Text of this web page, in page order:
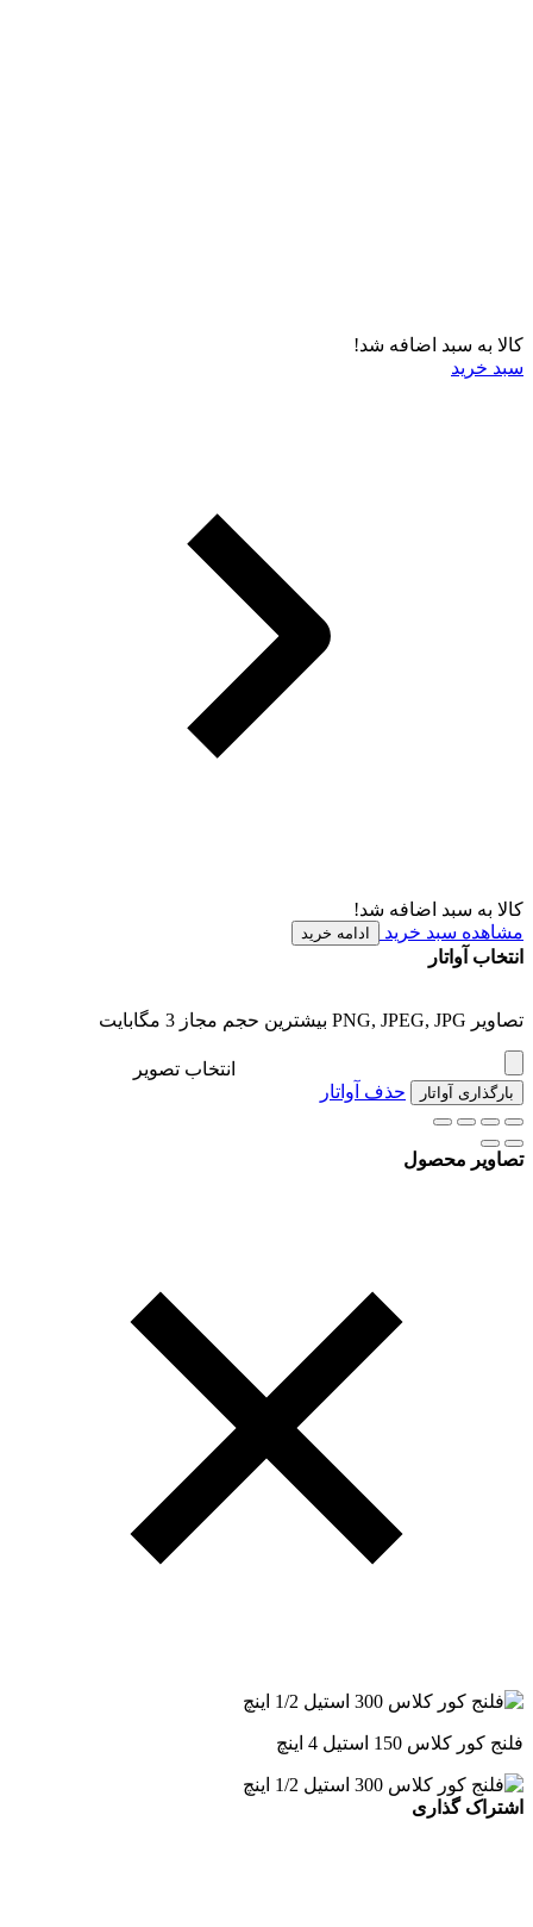
کالا به سبد اضافه شد!
سبد خرید
کالا به سبد اضافه شد!
مشاهده سبد خرید
ادامه خرید
انتخاب آواتار
تصاویر PNG, JPEG, JPG بیشترین حجم مجاز 3 مگابایت
انتخاب تصویر
بارگذاری آواتار حذف آواتار
تصاویر محصول
فلنج کور کلاس 150 استیل 4 اینچ
اشتراک گذاری